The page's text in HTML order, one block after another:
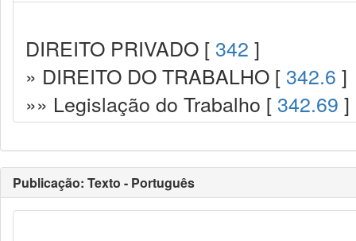
DIREITO PRIVADO [ 342 ]
» DIREITO DO TRABALHO [ 342.6 ]
»» Legislação do Trabalho [ 342.69 ]
Publicação: Texto - Português